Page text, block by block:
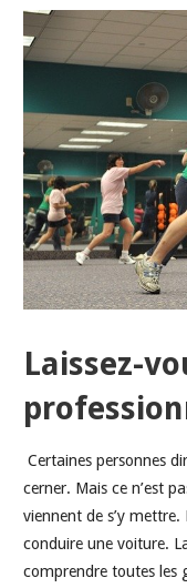
Laissez-
Certaines personnes
cerner. Mais ce n’est
viennent de s’y
conduire une voiture.
comprendre toutes les